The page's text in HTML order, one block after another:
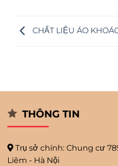
CHẤT LIỆU ÁO
THÔNG TIN
Trụ sở chính: Chung cư
Liêm - Hà Nội